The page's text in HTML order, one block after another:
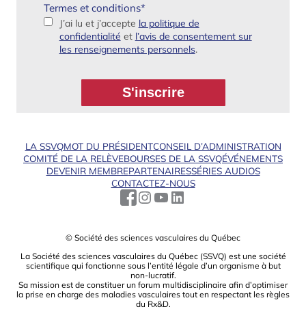
Termes et conditions*
J’ai lu et j’accepte la politique de
confidentialité et l’avis de consentement sur
les renseignements personnels.
LA SSVQMOT DU PRÉSIDENTCONSEIL D’ADMINISTRATION
COMITÉ DE LA RELÈVEBOURSES DE LA SSVQÉVÉNEMENTS
DEVENIR MEMBREPARTENAIRESSÉRIES AUDIOS
CONTACTEZ-NOUS
© Société des sciences vasculaires du Québec
La Société des sciences vasculaires du Québec (SSVQ) est une société
scientiﬁque qui fonctionne sous l’entité légale d’un organisme à but
non-lucratif.
Sa mission est de constituer un forum multidisciplinaire aﬁn d’optimiser
la prise en charge des maladies vasculaires tout en respectant les règles
du Rx&D.